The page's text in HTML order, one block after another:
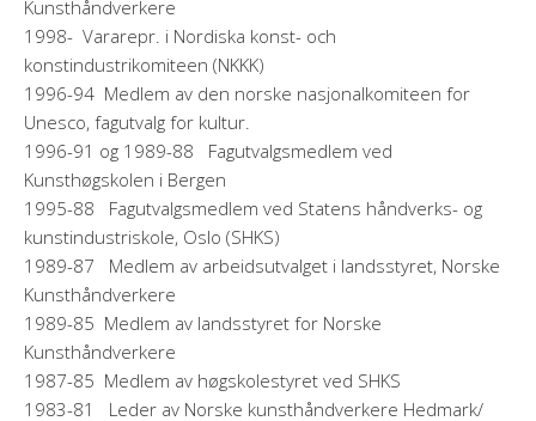
Kunsthåndverkere
1998- Vararepr. i Nordiska konst- och
konstindustrikomiteen (NKKK)
1996-94 Medlem av den norske nasjonalkomiteen for
Unesco, fagutvalg for kultur.
1996-91 og 1989-88 Fagutvalgsmedlem ved
Kunsthøgskolen i Bergen
1995-88 Fagutvalgsmedlem ved Statens håndverks- og
kunstindustriskole, Oslo (SHKS)
1989-87 Medlem av arbeidsutvalget i landsstyret, Norske
Kunsthåndverkere
1989-85 Medlem av landsstyret for Norske
Kunsthåndverkere
1987-85 Medlem av høgskolestyret ved SHKS
1983-81 Leder av Norske kunsthåndverkere Hedmark/